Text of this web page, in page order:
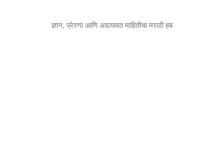
ज्ञान, प्रेरणा आणि अद्ययावत माहितीचा मराठी हब